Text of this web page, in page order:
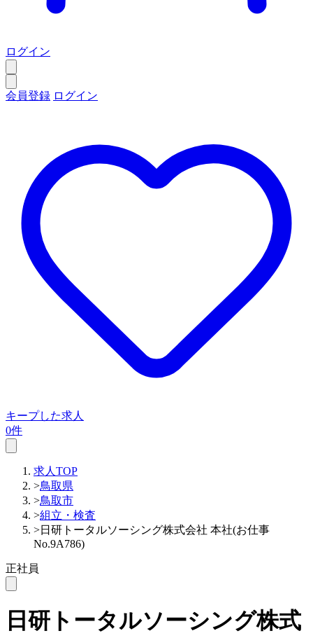
ログイン
会員登録 ログイン
キープした求人
0件
求人TOP
>鳥取県
>鳥取市
>組立・検査
>日研トータルソーシング株式会社 本社(お仕事
No.9A786)
正社員
日研トータルソーシング株式